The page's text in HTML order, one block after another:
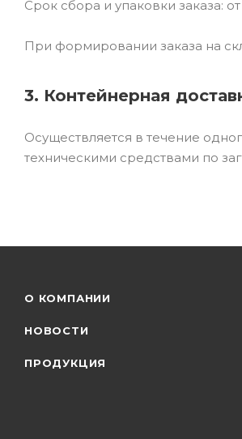
Срок сбора и упаковки заказа:
При формировании заказа на
3. Контейнерная
Осуществляется в течение
техническими средствами по
О КОМПАНИИ
НОВОСТИ
ПРОДУКЦИЯ